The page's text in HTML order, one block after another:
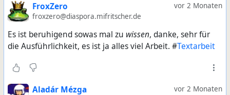
vor 2 Monaten
FroxZero
froxzero@diaspora.mifritscher.de
Es ist beruhigend sowas mal zu wissen, danke, sehr für
die Ausführlichkeit, es ist ja alles viel Arbeit. #Textarbeit
vor 2 Monaten
Aladár Mézga